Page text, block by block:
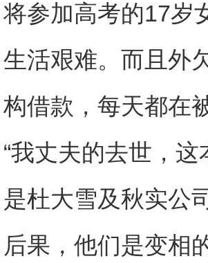
将参加高考的17岁
生活艰难。而且外
构借款，每天都在
“我丈夫的去世，
是杜大雪及秋实公
后果，他们是变相